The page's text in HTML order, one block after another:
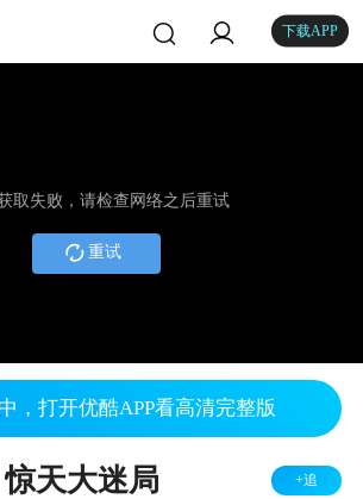
下载APP
取失败，请检查网络之后重试
重试
，打开优酷APP看高清完整版
惊天大迷局 +追